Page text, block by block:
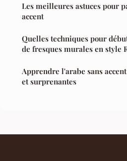
Les meilleures astuces pour
accent
Quelles techniques pour
de fresques murales en style
Apprendre l'arabe sans
et surprenantes